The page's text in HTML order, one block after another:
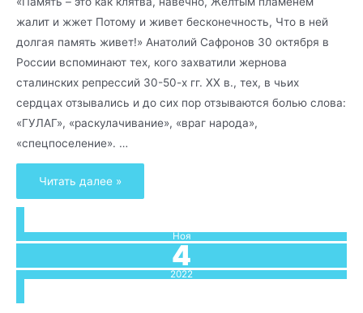
жалит и жжет Потому и живет бесконечность, Что в ней
долгая память живет!» Анатолий Сафронов 30 октября в
России вспоминают тех, кого захватили жернова
сталинских репрессий 30-50-х гг. XX в., тех, в чьих
сердцах отзывались и до сих пор отзываются болью слова:
«ГУЛАГ», «раскулачивание», «враг народа»,
«спецпоселение». …
Читать далее »
Ноя
4
2022